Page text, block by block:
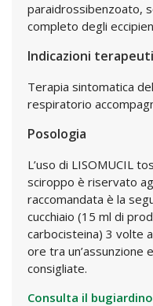
paraidrossibenzoato,
completo degli
Indicazioni
Terapia sintomatica
respiratorio
Posologia
L’uso di LISOMUCIL
sciroppo è riservato
raccomandata è la
cucchiaio (15 ml di
carbocisteina) 3 volte
ore tra un’assunzione
consigliate.
Consulta il